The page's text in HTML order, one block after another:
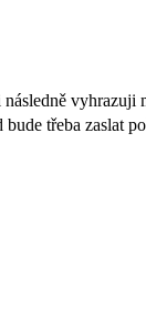
vyhrazuji
bude třeba zaslat